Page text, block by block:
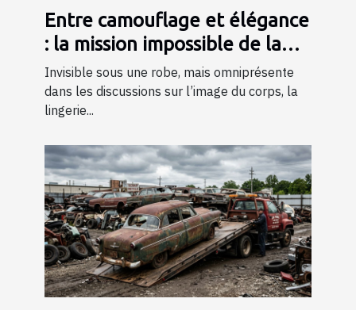
Entre camouflage et élégance
: la mission impossible de la
lingerie gainante ?
Invisible sous une robe, mais omniprésente
dans les discussions sur l’image du corps, la
lingerie...